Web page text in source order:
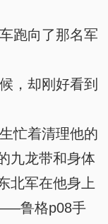
跑向了那名军
，却刚好看到
忙着清理他的
九龙带和身体
北军在他身上
鲁格p08手